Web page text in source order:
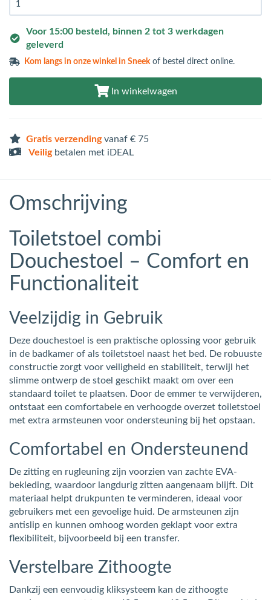
Voor 15:00 besteld, binnen 2 tot 3 werkdagen
geleverd
Kom langs inonze winkel in Sneekof bestel direct online.
In winkelwagen
Gratis verzendingvanaf € 75
Veiligbetalen met iDEAL
Omschrijving
Toiletstoel combi
Douchestoel – Comfort en
Functionaliteit
Veelzijdig in Gebruik
Deze douchestoel is een praktische oplossing voor gebruik
in de badkamer of als toiletstoel naast het bed. De robuuste
constructie zorgt voor veiligheid en stabiliteit, terwijl het
slimme ontwerp de stoel geschikt maakt om over een
standaard toilet te plaatsen. Door de emmer te verwijderen,
ontstaat een comfortabele en verhoogde overzet toiletstoel
met extra armsteunen voor ondersteuning bij het opstaan.
Comfortabel en Ondersteunend
De zitting en rugleuning zijn voorzien van zachte EVA-
bekleding, waardoor langdurig zitten aangenaam blijft. Dit
materiaal helpt drukpunten te verminderen, ideaal voor
gebruikers met een gevoelige huid. De armsteunen zijn
antislip en kunnen omhoog worden geklapt voor extra
flexibiliteit, bijvoorbeeld bij een transfer.
Verstelbare Zithoogte
Dankzij een eenvoudig kliksysteem kan de zithoogte